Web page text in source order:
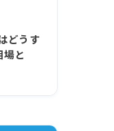
どうす
と